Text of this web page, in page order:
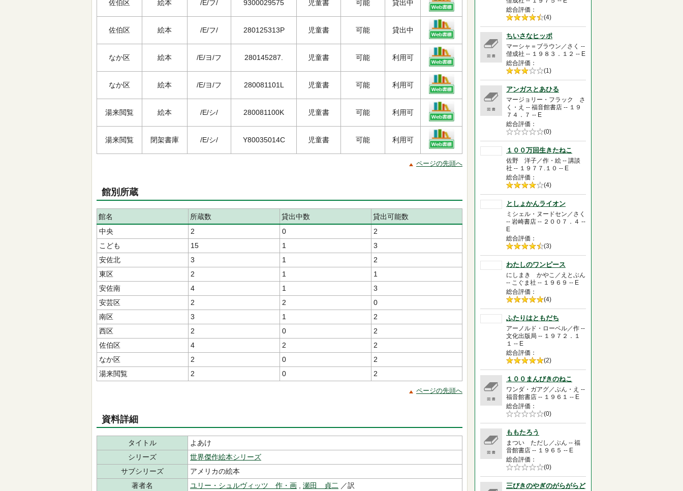
佐伯区 絵本 /E/フ/ 9300029575 児童書 可能 貸出中
佐伯区 絵本 /E/フ/ 280125313P 児童書 可能 貸出中
なか区 絵本 /E/ヨ/フ 280145287. 児童書 可能 利用可
なか区 絵本 /E/ヨ/フ 280081101L 児童書 可能 利用可
湯来閲覧 絵本 /E/シ/ 280081100K 児童書 可能 利用可
湯来閲覧 閉架書庫 /E/シ/ Y80035014C 児童書 可能 利用可
ページの先頭へ
館別所蔵
館名 所蔵数 貸出中数
貸出可能数
中央
2 0
2
こども
15 1
3
安佐北
3 1
2
東区
2 1
1
安佐南
4 1
3
安芸区
2 2
0
南区
3 1
2
西区
2 0
2
佐伯区
4 2
2
なか区
2 0
2
湯来閲覧
2 0 2
ページの先頭へ
資料詳細
タイトル
よあけ
シリーズ
世界傑作絵本シリーズ
サブシリーズ
アメリカの絵本
著者名
ユリー・シュルヴィッツ 作・画 瀬田 貞二 ／訳
総合評価
5段階評価の
4.5
(4)
ちいさなヒッポ
マーシャ＝ブラウン／さく --
偕成社 -- １９８３．１２ -- E
総合評価
5段階評価の
3.0
(1)
アンガスとあひる
マージョリー・フラック さ
く・え -- 福音館書店 -- １９
７４．７ -- E
総合評価
5段階評価の
0.0
(0)
１００万回生きたねこ
佐野 洋子／作・絵 -- 講談
社 -- １９７７.１０ -- E
総合評価
5段階評価の
4.0
(4)
としょかんライオン
ミシェル・ヌードセン／さく
-- 岩崎書店 -- ２００７．４ --
E
総合評価
5段階評価の
4.5
(3)
わたしのワンピース
にしまき かやこ／えとぶん
-- こぐま社 -- １９６９ -- E
総合評価
5段階評価の
5.0
(4)
ふたりはともだち
アーノルド・ローベル／作 --
文化出版局 -- １９７２．１
１ -- E
総合評価
5段階評価の
5.0
(2)
１００まんびきのねこ
ワンダ・ガアグ／ぶん・え --
福音館書店 -- １９６１ -- E
総合評価
5段階評価の
0.0
(0)
ももたろう
まつい ただし／ぶん -- 福
音館書店 -- １９６５ -- E
総合評価
5段階評価の
0.0
(0)
三びきのやぎのがらがらど